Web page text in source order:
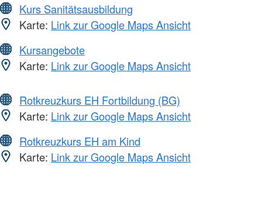
Kurs Sanitätsausbildung
Karte: Link zur Google Maps Ansicht
Kursangebote
Karte: Link zur Google Maps Ansicht
Rotkreuzkurs EH Fortbildung (BG)
Karte: Link zur Google Maps Ansicht
Rotkreuzkurs EH am Kind
Karte: Link zur Google Maps Ansicht